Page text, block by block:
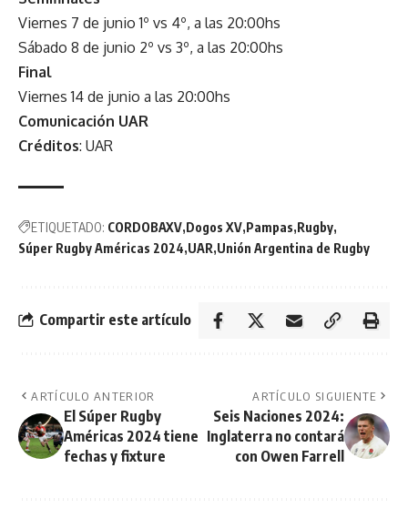
Viernes 7 de junio 1º vs 4º, a las 20:00hs
Sábado 8 de junio 2º vs 3º, a las 20:00hs
Final
Viernes 14 de junio a las 20:00hs
Comunicación UAR
Créditos: UAR
ETIQUETADO: CORDOBAXV Dogos XV Pampas Rugby
Súper Rugby Américas 2024 UAR Unión Argentina de Rugby
Compartir este artículo
ARTÍCULO ANTERIOR
El Súper Rugby
Américas 2024 tiene
fechas y fixture
ARTÍCULO SIGUIENTE
Seis Naciones 2024:
Inglaterra no contará
con Owen Farrell